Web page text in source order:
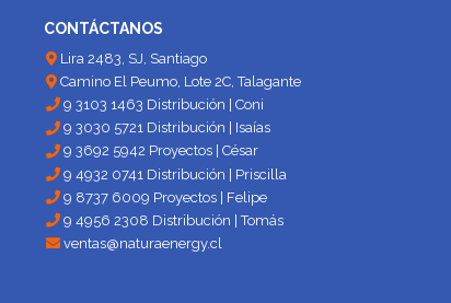
CONTÁCTANOS
Lira 2483, SJ, Santiago
Camino El Peumo, Lote 2C, Talagante
9 3103 1463 Distribución | Coni
9 3030 5721 Distribución | Isaías
9 3692 5942 Proyectos | César
9 4932 0741 Distribución | Priscilla
9 8737 6009 Proyectos | Felipe
9 4956 2308 Distribución | Tomás
ventas@naturaenergy.cl